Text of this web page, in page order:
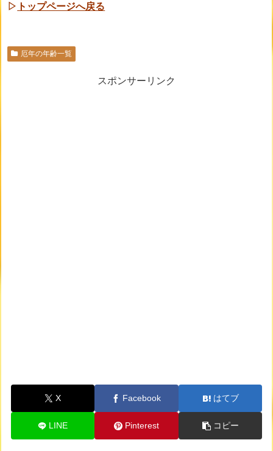
▷ トップページへ戻る
厄年の年齢一覧
スポンサーリンク
X Facebook はてブ
LINE Pinterest コピー